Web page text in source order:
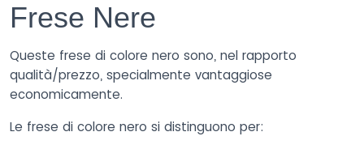
Frese Nere
Queste frese di colore nero sono, nel rapporto
qualità/prezzo, specialmente vantaggiose
economicamente.
Le frese di colore nero si distinguono per: